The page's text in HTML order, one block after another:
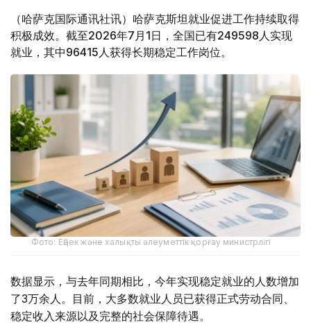
（哈萨克国际通讯社讯）哈萨克斯坦就业促进工作持续取得
积极成效。截至2026年7月1日，全国已有249598人实现
就业，其中96415人获得长期稳定工作岗位。
Фото: Еңбек және халықты әлеуметтік қорғау министрлігі
数据显示，与去年同期相比，今年实现稳定就业的人数增加
了3万余人。目前，大多数就业人员已获得正式劳动合同、
稳定收入来源以及完整的社会保障待遇。